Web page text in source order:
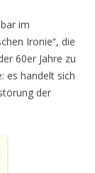
im
Ironie“, die
60er Jahre zu
es handelt sich
der